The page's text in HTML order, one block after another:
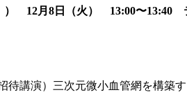
） 12月8日（火） 13:00〜13:40
招待講演）三次元微小血管網を構築